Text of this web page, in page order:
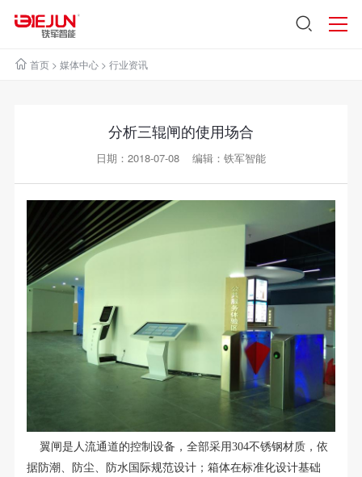
首页> 媒体中心> 行业资讯
分析三辊闸的使用场合
日期：2018-07-08 编辑：铁军智能
翼闸是人流通道的控制设备，全部采用304不锈钢材质，依
据防潮、防尘、防水国际规范设计；箱体在标准化设计基础